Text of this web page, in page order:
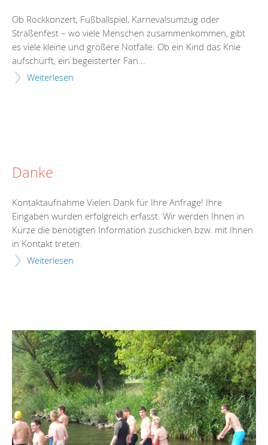
Ob Rockkonzert, Fußballspiel, Karnevalsumzug oder
Straßenfest – wo viele Menschen zusammenkommen, gibt
es viele kleine und größere Notfälle. Ob ein Kind das Knie
aufschürft, ein begeisterter Fan...
Weiterlesen
Danke
Kontaktaufnahme Vielen Dank für Ihre Anfrage! Ihre
Eingaben wurden erfolgreich erfasst. Wir werden Ihnen in
Kürze die benötigten Information zuschicken bzw. mit Ihnen
in Kontakt treten.
Weiterlesen